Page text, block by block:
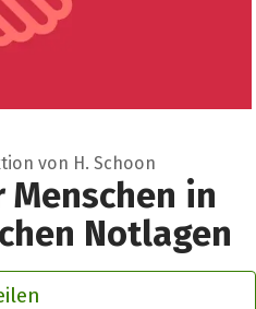
von H. Schoon
in
Notlagen